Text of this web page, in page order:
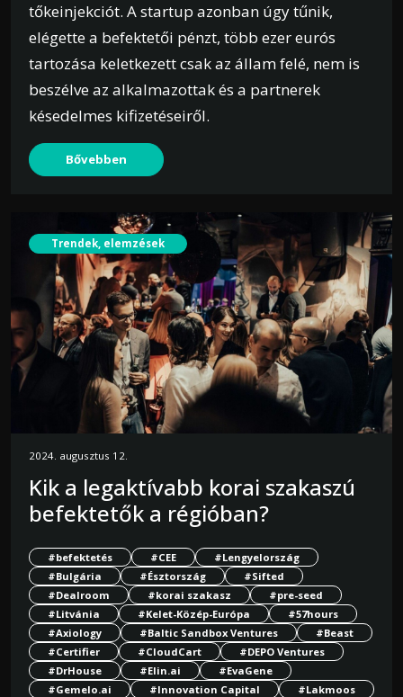
tőkeinjekciót. A startup azonban úgy tűnik,
elégette a befektetői pénzt, több ezer eurós
tartozása keletkezett csak az állam felé, nem is
beszélve az alkalmazottak és a partnerek
késedelmes kifizetéseiről.
Bővebben
Trendek, elemzések
2024. augusztus 12.
Kik a legaktívabb korai szakaszú
befektetők a régióban?
#befektetés #CEE
#Lengyelország
#Bulgária
#Észtország
#Sifted
#Dealroom
#korai szakasz
#pre-seed
#Litvánia
#Kelet-Közép-Európa
#57hours
#Axiology
#Baltic Sandbox Ventures
#Beast
#Certifier
#CloudCart
#DEPO Ventures
#DrHouse
#Elin.ai
#EvaGene
#Gemelo.ai
#Innovation Capital
#Lakmoos